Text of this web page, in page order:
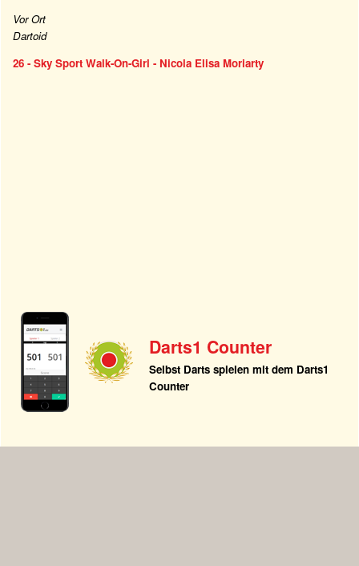
Vor Ort
Dartoid
26 - Sky Sport Walk-On-Girl - Nicola Elisa Moriarty
Darts1 Counter
Selbst Darts spielen mit dem Darts1
Counter